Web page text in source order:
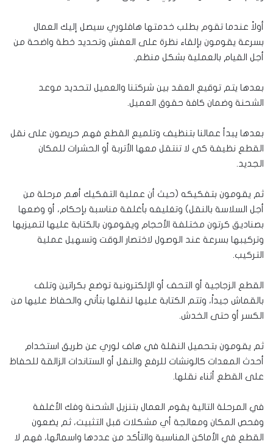
أولاً عندما تقوم بطلب خدمتها هافلوري سيصل إليك العمال
بسرعة يقومون بإلقاء نظرة على العفش وتحديد خطة واضحة من
أجل القيام بالعملية بشكل منظم.
بعدها يتم توقيع العقد بين شركتنا والعميل لتحديد موعد
الشحنة وضمان كافة حقوق العميل.
بعدها يبدأ عمالنا بتنظيف وتلميع القطع فهم حريصون على نقل
القطع نظيفة كي لا تنتقل معها الأتربة أو الحشرات للمكان
الجديد.
ثم يقومون بتفكيكه (حيث أن عملية التفكيك أهم مرحلة من
أجل السلاسة بالنقل) وتغليفه بأغلفة مناسبة بإحكام، أو وضعها
بصناديق كرتون مختلفة الأحجام ويقومون بالكتابة عليها لتميزيها
وتركيبها بسرعة عند الوصول لاختصار الوقت وتسهيل عملية
التركيب.
القطع الزجاجية أو التحف أو الإلكترونية توضع بكراتين وتلف
بالقماش جيداً، وتتم الكتابة عليها لنقلها بتأني والحفاظ عليها من
الكسر أو حتى الخدش.
ثم يقومون بتحميل النقلة في هاف لوري عن طريق استخدام
أحدث المعدات كالونشات للرفع والنقل أو الستاندات الزالقة للحفاظ
على القطع أثناء نقلها.
في المرحلة التالية يقوم العمال بتنزيل الشحنة وفك الأغلفة
وفحص المكان ومعالجة أي مشكلات قبل التثبيت، ثم يضعون
القطع في الأماكن المناسبة والتأكد من عددها واسمائها، فهم لا